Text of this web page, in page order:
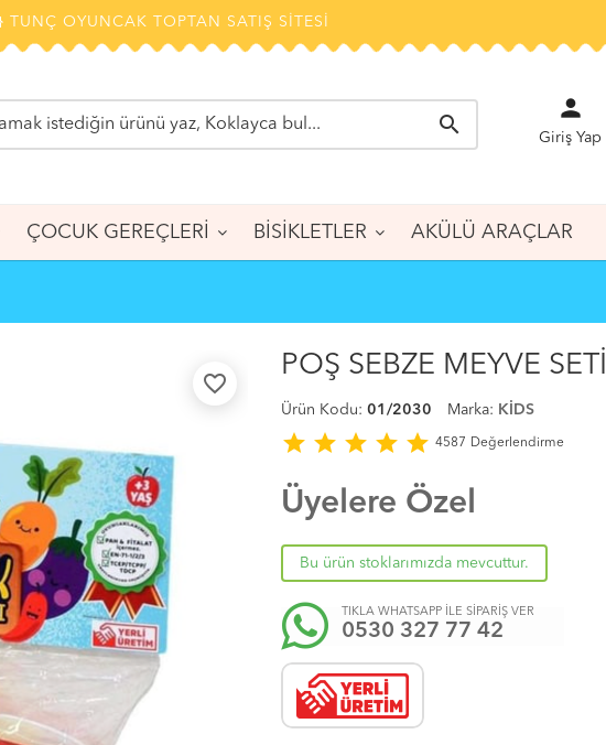
TUNÇ OYUNCAK TOPTAN SATIŞ SİTESİ
search
person
Giriş Yap
ÇOCUK GEREÇLERİ BİSİKLETLER AKÜLÜ ARAÇLAR
favorite_border
POŞ SEBZE MEYVE SETİ
Ürün Kodu: 01/2030 Marka: KİDS
star star star star star 4587 Değerlendirme
Üyelere Özel
Bu ürün stoklarımızda mevcuttur.
TIKLA WHATSAPP İLE SİPARİŞ VER
0530 327 77 42